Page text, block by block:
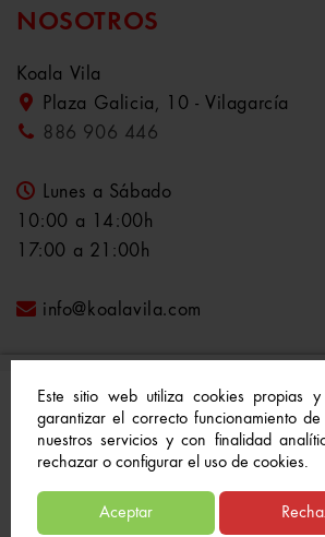
Este sitio web utiliza cookies propias
garantizar el correcto funcionamiento
nuestros servicios y con finalidad
rechazar o configurar el uso de cookies.
Aceptar
NOSOTROS
Koala Vila
Plaza Galicia, 10 - Vilagarcía
886 906 446
Lunes a Sábado
10:00 a 14:00h
17:00 a 21:00h
info@koalavila.com
© 2021-2022 Koala Vila™. Todos